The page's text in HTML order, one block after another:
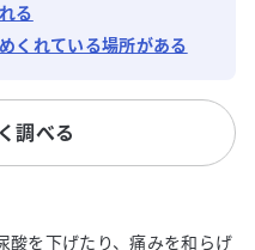
る
くれている場所がある
調べる
酸を下げたり、痛みを和らげ